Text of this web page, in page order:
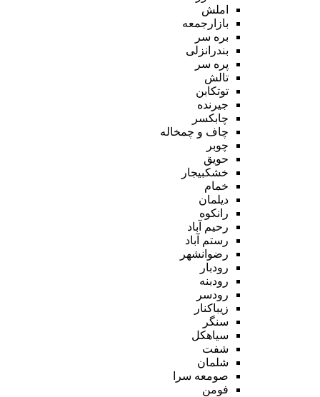
املش
بازارجمعه
بره سر
بندرانزلی
پره سر
تالش
توتکابن
جیرنده
چابکسر
چاف و چمخاله
چوبر
حویق
خشکبیجار
خمام
دیلمان
رانکوه
رحیم آباد
رستم آباد
رضوانشهر
رودبار
رودبنه
رودسر
زیباکنار
سنگر
سیاهکل
شفت
شلمان
صومعه سرا
فومن